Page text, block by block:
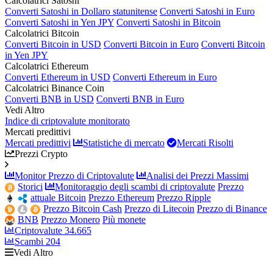
Converti Satoshi in Dollaro statunitense Converti Satoshi in Euro
Converti Satoshi in Yen JPY Converti Satoshi in Bitcoin
Calcolatrici Bitcoin
Converti Bitcoin in USD Converti Bitcoin in Euro Converti Bitcoin
in Yen JPY
Calcolatrici Ethereum
Converti Ethereum in USD Converti Ethereum in Euro
Calcolatrici Binance Coin
Converti BNB in USD Converti BNB in Euro
Vedi Altro
Indice di criptovalute monitorato
Mercati predittivi
Mercati predittivi
Statistiche di mercato
Mercati Risolti
Prezzi Crypto
Monitor Prezzo di Criptovalute
Analisi dei Prezzi Massimi
Storici
Monitoraggio degli scambi di criptovalute Prezzo
attuale Bitcoin Prezzo Ethereum Prezzo Ripple
Prezzo Bitcoin Cash Prezzo di Litecoin Prezzo di Binance
BNB Prezzo Monero Più monete
Criptovalute 34.665
Scambi 204
Vedi Altro